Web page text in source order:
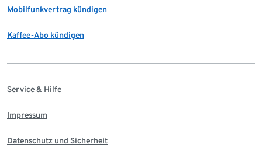
Mobilfunkvertrag kündigen
Kaffee-Abo kündigen
Service & Hilfe
Impressum
Datenschutz und Sicherheit